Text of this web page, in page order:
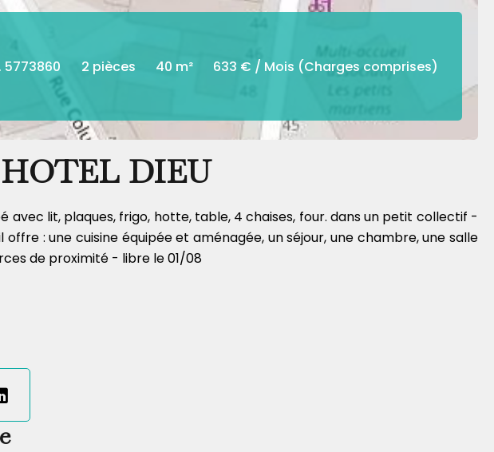
5773860 2 pièces 40 m² 633 € / Mois (Charges comprises)
DIEU
avec lit, plaques, frigo, hotte, table, 4 chaises, four. dans un petit collectif -
: une cuisine équipée et aménagée, un séjour, une chambre, une salle
de proximité - libre le 01/08